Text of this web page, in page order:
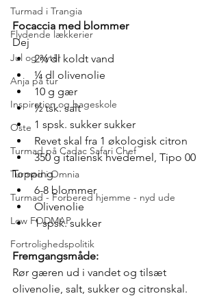
Turmad i Trangia
Flydende lækkerier
Jul og nytår
Anja på tur
Inspiration og bageskole
Oste
Turmad på Cadac Safari Chef
Turmad i Omnia
Turmad - Forbered hjemme - nyd ude
Low FODMAP
Fortrolighedspolitik
Focaccia med blommer
Dej
2¾ dl koldt vand
¼ dl olivenolie
10 g gær
½ tsk. salt
1 spsk. sukker sukker
Revet skal fra 1 økologisk citron
350 g italiensk hvedemel, Tipo 00
Topping
6-8 blommer
Olivenolie
1 spsk. sukker
Fremgangsmåde:
Rør gæren ud i vandet og tilsæt
olivenolie, salt, sukker og citronskal.